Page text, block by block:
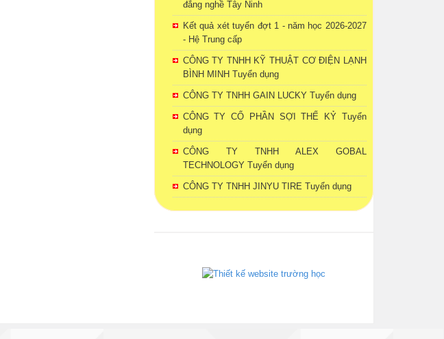
đẳng nghề Tây Ninh
Kết quả xét tuyển đợt 1 - năm học 2026-2027
- Hệ Trung cấp
CÔNG TY TNHH KỸ THUẬT CƠ ĐIỆN LẠNH
BÌNH MINH Tuyển dụng
CÔNG TY TNHH GAIN LUCKY Tuyển dụng
CÔNG TY CỔ PHẦN SỢI THẾ KỶ Tuyển
dụng
CÔNG TY TNHH ALEX GOBAL
TECHNOLOGY Tuyển dụng
CÔNG TY TNHH JINYU TIRE Tuyển dụng